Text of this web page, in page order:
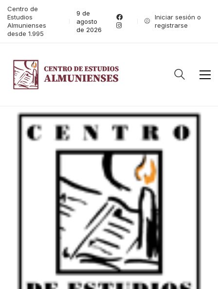
Centro de
Estudios
Almunienses
desde 1.995
9 de
agosto
de 2026
Iniciar sesión o
registrarse